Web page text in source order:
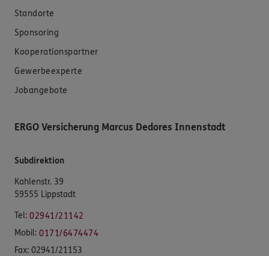
Standorte
Sponsoring
Kooperationspartner
Gewerbeexperte
Jobangebote
ERGO Versicherung Marcus Dedores Innenstadt
Subdirektion
Kahlenstr. 39
59555 Lippstadt
Tel: 02941/21142
Mobil: 0171/6474474
Fax: 02941/21153